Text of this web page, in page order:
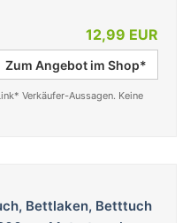
12,99 EUR
Zum Angebot im Shop*
Verkäufer-Aussagen. Keine